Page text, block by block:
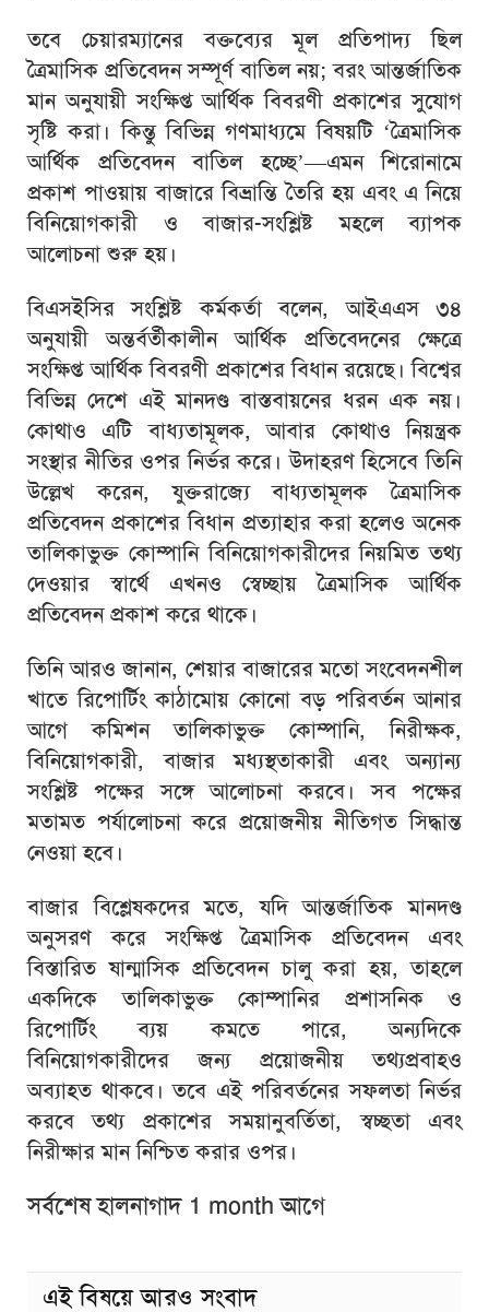
তবে চেয়ারম্যানের বক্তব্যের মূল প্রতিপাদ্য ছিল
ত্রৈমাসিক প্রতিবেদন সম্পূর্ণ বাতিল নয়; বরং আন্তর্জাতিক
মান অনুযায়ী সংক্ষিপ্ত আর্থিক বিবরণী প্রকাশের সুযোগ
সৃষ্টি করা। কিন্তু বিভিন্ন গণমাধ্যমে বিষয়টি ‘ত্রৈমাসিক
আর্থিক প্রতিবেদন বাতিল হচ্ছে’—এমন শিরোনামে
প্রকাশ পাওয়ায় বাজারে বিভ্রান্তি তৈরি হয় এবং এ নিয়ে
বিনিয়োগকারী ও বাজার-সংশ্লিষ্ট মহলে ব্যাপক
আলোচনা শুরু হয়।
বিএসইসির সংশ্লিষ্ট কর্মকর্তা বলেন, আইএএস ৩৪
অনুযায়ী অন্তর্বর্তীকালীন আর্থিক প্রতিবেদনের ক্ষেত্রে
সংক্ষিপ্ত আর্থিক বিবরণী প্রকাশের বিধান রয়েছে। বিশ্বের
বিভিন্ন দেশে এই মানদণ্ড বাস্তবায়নের ধরন এক নয়।
কোথাও এটি বাধ্যতামূলক, আবার কোথাও নিয়ন্ত্রক
সংস্থার নীতির ওপর নির্ভর করে। উদাহরণ হিসেবে তিনি
উল্লেখ করেন, যুক্তরাজ্যে বাধ্যতামূলক ত্রৈমাসিক
প্রতিবেদন প্রকাশের বিধান প্রত্যাহার করা হলেও অনেক
তালিকাভুক্ত কোম্পানি বিনিয়োগকারীদের নিয়মিত তথ্য
দেওয়ার স্বার্থে এখনও স্বেচ্ছায় ত্রৈমাসিক আর্থিক
প্রতিবেদন প্রকাশ করে থাকে।
তিনি আরও জানান, শেয়ার বাজারের মতো সংবেদনশীল
খাতে রিপোর্টিং কাঠামোয় কোনো বড় পরিবর্তন আনার
আগে কমিশন তালিকাভুক্ত কোম্পানি, নিরীক্ষক,
বিনিয়োগকারী, বাজার মধ্যস্থতাকারী এবং অন্যান্য
সংশ্লিষ্ট পক্ষের সঙ্গে আলোচনা করবে। সব পক্ষের
মতামত পর্যালোচনা করে প্রয়োজনীয় নীতিগত সিদ্ধান্ত
নেওয়া হবে।
বাজার বিশ্লেষকদের মতে, যদি আন্তর্জাতিক মানদণ্ড
অনুসরণ করে সংক্ষিপ্ত ত্রৈমাসিক প্রতিবেদন এবং
বিস্তারিত ষান্মাসিক প্রতিবেদন চালু করা হয়, তাহলে
একদিকে তালিকাভুক্ত কোম্পানির প্রশাসনিক ও
রিপোর্টিং ব্যয় কমতে পারে, অন্যদিকে
বিনিয়োগকারীদের জন্য প্রয়োজনীয় তথ্যপ্রবাহও
অব্যাহত থাকবে। তবে এই পরিবর্তনের সফলতা নির্ভর
করবে তথ্য প্রকাশের সময়ানুবর্তিতা, স্বচ্ছতা এবং
নিরীক্ষার মান নিশ্চিত করার ওপর।
সর্বশেষ হালনাগাদ 1 month আগে
এই বিষয়ে আরও সংবাদ